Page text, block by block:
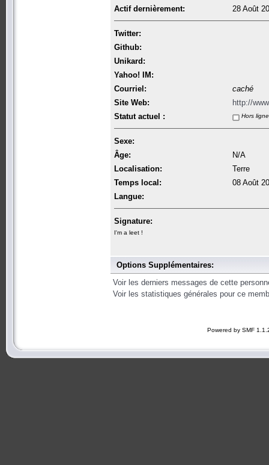
Actif dernièrement:
28 Août
Twitter:
Github:
Unikard:
Yahoo! IM:
Courriel:
caché
Site Web:
http://
Statut actuel :
Hors ligne
Sexe:
Âge:
N/A
Localisation:
Terre
Temps local:
08 Août
Langue:
Signature:
I'm a leet !
Options Supplémentaires:
Voir les derniers messages de cette
Voir les statistiques générales pour ce
Powered by SMF